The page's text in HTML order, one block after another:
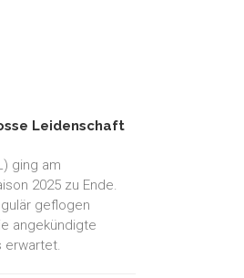
Leidenschaft
ging am
2025 zu Ende.
geflogen
angekündigte
erwartet.